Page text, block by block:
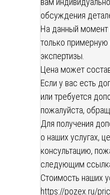
обсуждения
На данный
только
экспертизы.
Цена может
Если у вас есть
или требуется
пожалуйста,
Для получения
о наших услугах,
консультацию,
следующим
Стоимость наших
https://pozex.ru/